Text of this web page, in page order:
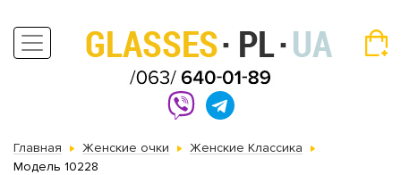
Главная Женские очки
Женские Классика
Модель 10228